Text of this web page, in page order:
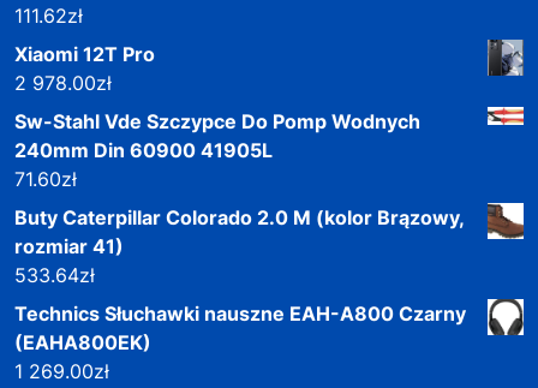
111.62zł
Xiaomi 12T Pro
2 978.00zł
Sw-Stahl Vde Szczypce Do Pomp Wodnych
240mm Din 60900 41905L
71.60zł
Buty Caterpillar Colorado 2.0 M (kolor Brązowy,
rozmiar 41)
533.64zł
Technics Słuchawki nauszne EAH-A800 Czarny
(EAHA800EK)
1 269.00zł